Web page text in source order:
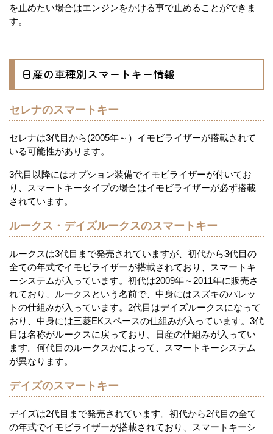
を止めたい場合はエンジンをかける事で止めることができま
す。
日産の車種別スマートキー情報
セレナのスマートキー
セレナは3代目から(2005年～）イモビライザーが搭載されて
いる可能性があります。
3代目以降にはオプション装備でイモビライザーが付いてお
り、スマートキータイプの場合はイモビライザーが必ず搭載
されています。
ルークス・デイズルークスのスマートキー
ルークスは3代目まで発売されていますが、初代から3代目の
全ての年式でイモビライザーが搭載されており、スマートキ
ーシステムが入っています。初代は2009年～2011年に販売さ
れており、ルークスという名前で、中身にはスズキのパレッ
トの仕組みが入っています。2代目はデイズルークスになって
おり、中身には三菱EKスペースの仕組みが入っています。3代
目は名称がルークスに戻っており、日産の仕組みが入ってい
ます。何代目のルークスかによって、スマートキーシステム
が異なります。
デイズのスマートキー
デイズは2代目まで発売されています。初代から2代目の全て
の年式でイモビライザーが搭載されており、スマートキーシ